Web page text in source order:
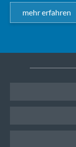
mehr erfahren